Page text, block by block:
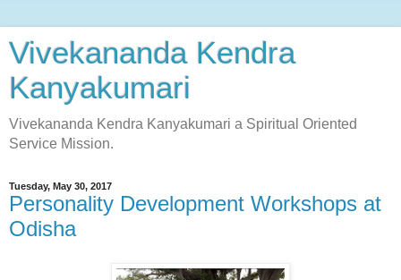
Vivekananda Kendra
Kanyakumari
Vivekananda Kendra Kanyakumari a Spiritual Oriented
Service Mission.
Tuesday, May 30, 2017
Personality Development Workshops at
Odisha